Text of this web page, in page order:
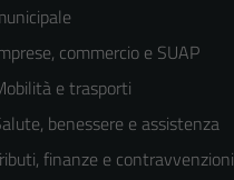
commercio e SUAP
e trasporti
benessere e assistenza
finanze e contravvenzioni